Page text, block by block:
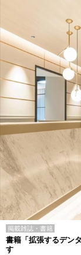
掲載雑誌・書籍
書籍「拡張するデン
す